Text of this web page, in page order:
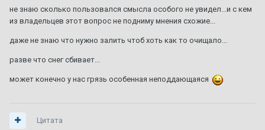
не знаю сколько пользовался смысла особого не увидел...и с кем
из владельцев этот вопрос не подниму мнения схожие...
даже не знаю что нужно залить чтоб хоть как то очищало...
разве что снег сбивает...
может конечно у нас грязь особенная неподдающаяся
Цитата